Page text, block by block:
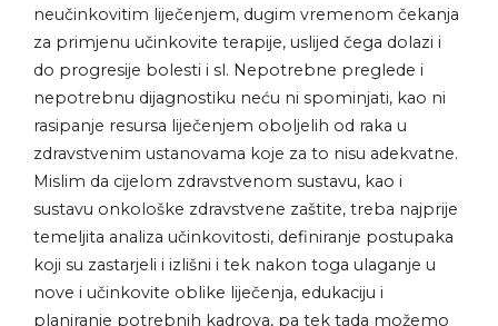
neučinkovitim liječenjem, dugim vremenom čekanja
za primjenu učinkovite terapije, uslijed čega dolazi i
do progresije bolesti i sl. Nepotrebne preglede i
nepotrebnu dijagnostiku neću ni spominjati, kao ni
rasipanje resursa liječenjem oboljelih od raka u
zdravstvenim ustanovama koje za to nisu adekvatne.
Mislim da cijelom zdravstvenom sustavu, kao i
sustavu onkološke zdravstvene zaštite, treba najprije
temeljita analiza učinkovitosti, definiranje postupaka
koji su zastarjeli i izlišni i tek nakon toga ulaganje u
nove i učinkovite oblike liječenja, edukaciju i
planiranje potrebnih kadrova, pa tek tada možemo